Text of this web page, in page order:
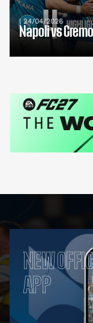
| 24/04/2026
Napoli vs
NEW
APP